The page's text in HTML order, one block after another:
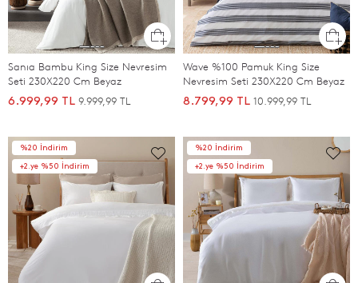
Sanıa Bambu King Size Nevresim
Seti 230X220 Cm Beyaz
6.999,99 TL 9.999,99 TL
Wave %100 Pamuk King Size
Nevresim Seti 230X220 Cm Beyaz
8.799,99 TL 10.999,99 TL
%20 İndirim
+2.ye %50 İndirim
%20 İndirim
+2.ye %50 İndirim